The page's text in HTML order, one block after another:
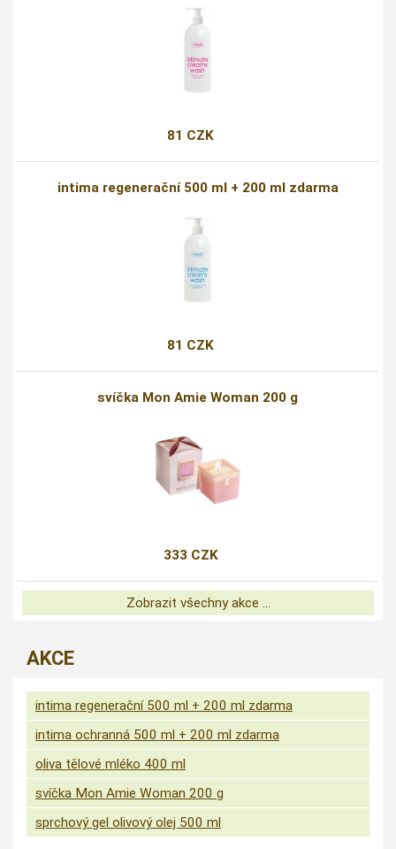
81 CZK
intima regenerační 500 ml + 200 ml zdarma
81 CZK
svíčka Mon Amie Woman 200 g
333 CZK
Zobrazit všechny akce ...
AKCE
intima regenerační 500 ml + 200 ml zdarma
intima ochranná 500 ml + 200 ml zdarma
oliva tělové mléko 400 ml
svíčka Mon Amie Woman 200 g
sprchový gel olivový olej 500 ml